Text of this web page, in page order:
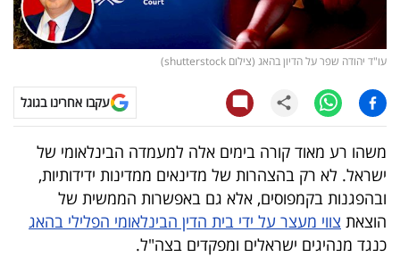
קריפטו
ויראלי
טלוויזיה
ספורט
קריירה
ולימודים
עו"ד יהודה שפר על הדיון בהאג (צילום shutterstock)
עקבו אחרינו בגוגל
משהו רע מאוד קורה בימים אלה למעמדה הבינלאומי של
ישראל. לא רק בהצהרות של מדינאים ממדינות ידידותיות,
ובהפגנות בקמפוסים, אלא גם באפשרות הממשית של
הוצאת צווי מעצר על ידי בית הדין הבינלאומי הפלילי בהאג
כנגד מנהיגים ישראלים ומפקדים בצה"ל.